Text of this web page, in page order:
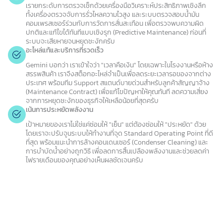
เรายกระดับการตรวจเช็กด้วยเครื่องมือวิเคราะห์ประสิทธิภาพเชิงลึก
ทั้งเครื่องตรวจจับการรั่วไหลความไวสูง และระบบตรวจสอบน้ำมัน
คอมเพรสเซอร์ร่วมกับการวัดการสั่นสะเทือน เพื่อตรวจพบความผิด
ปกติและแก้ไขได้ทันทีแบบเชิงรุก (Predictive Maintenance) ก่อนที่
ระบบจะเสียหายจนหยุดชะงักครับ
อะไหล่แท้และบริการที่รวดเร็ว
Gemini บอกว่า เราเข้าใจว่า "เวลาคือเงิน" โดยเฉพาะในโรงงานหรือห้าง
สรรพสินค้า เราจึงสต็อกอะไหล่จำเป็นเพื่อลดระยะเวลารอของจากต่าง
ประเทศ พร้อมทีม Support สแตนด์บายด่วนสำหรับลูกค้าสัญญาจ้าง
(Maintenance Contract) เพื่อแก้ไขปัญหาให้คุณทันที ลดความเสี่ยง
จากการหยุดชะงักของธุรกิจให้เหลือน้อยที่สุดครับ
เน้นการประหยัดพลังงาน
เป้าหมายของเราไม่ใช่แค่ซ่อมให้ "เย็น" แต่ต้องซ่อมให้ "ประหยัด" ด้วย
โดยเราจะปรับจูนระบบให้ทำงานที่จุด Standard Operating Point ที่ดี
ที่สุด พร้อมแนะนำการล้างคอนเดนเซอร์ (Condenser Cleaning) และ
การบำบัดน้ำอย่างถูกวิธี เพื่อลดการสิ้นเปลืองพลังงานและช่วยลดค่า
ไฟรายเดือนของคุณอย่างเห็นผลชัดเจนครับ